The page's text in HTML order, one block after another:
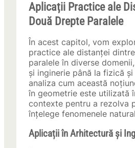
Aplicații Practice ale
Două Drepte Paralele
În acest capitol, vom
practice ale distanței
paralele în diverse
și inginerie până la fizică
analiza cum această
în geometrie este utilizată
contexte pentru a rezolva
înțelege fenomenele
Aplicații în Arhitectură și